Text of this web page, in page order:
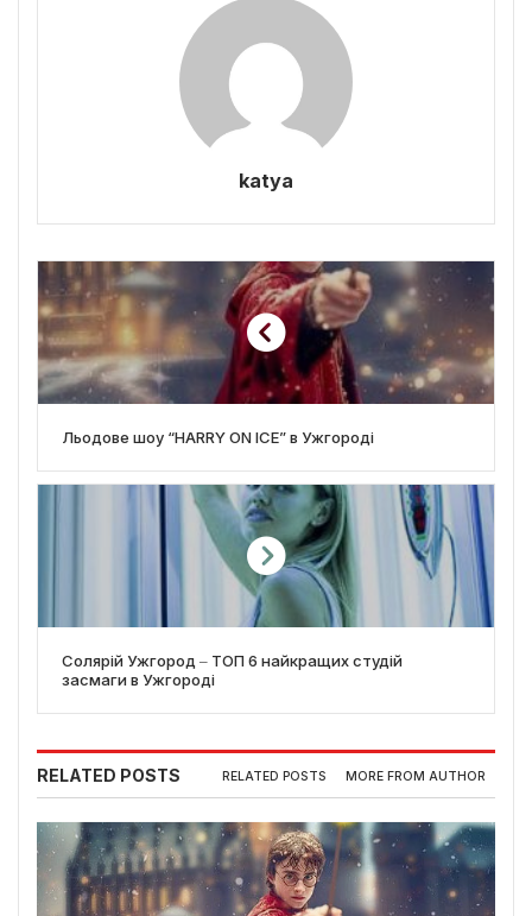
katya
Льодове шоу “HARRY ON ICE” в Ужгороді
Солярій Ужгород ‒ ТОП 6 найкращих студій
засмаги в Ужгороді
RELATED POSTS RELATED POSTS MORE FROM AUTHOR